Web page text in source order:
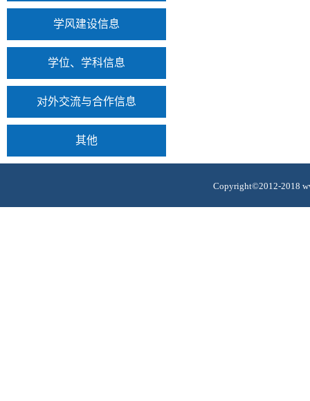
学风建设信息
学位、学科信息
对外交流与合作信息
其他
Copyright©2012-2018